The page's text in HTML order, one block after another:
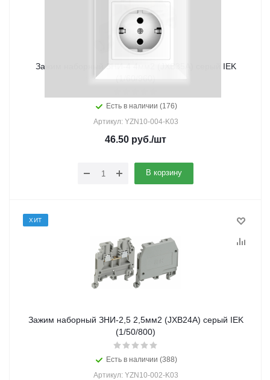
Зажим наборный ЗНИ-4 4мм2 (JXB35А) серый IEK
(1/60/960)
Есть в наличии (176)
Артикул: YZN10-004-K03
46.50 руб./шт
В корзину
ХИТ
Зажим наборный ЗНИ-2,5 2,5мм2 (JXB24А) серый IEK
(1/50/800)
Есть в наличии (388)
Артикул: YZN10-002-K03